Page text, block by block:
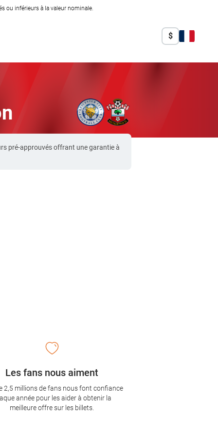
ou inférieurs à la valeur nominale.
$
pré-approuvés offrant une garantie à
Les fans nous aiment
2,5 millions de fans nous font confiance
année pour les aider à obtenir la
meilleure offre sur les billets.